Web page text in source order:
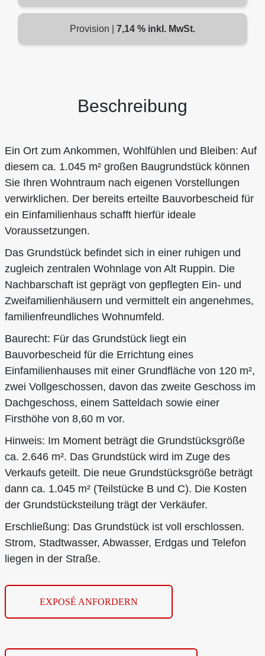
Provision | 7,14 % inkl. MwSt.
Beschreibung
Ein Ort zum Ankommen, Wohlfühlen und Bleiben: Auf
diesem ca. 1.045 m² großen Baugrundstück können
Sie Ihren Wohntraum nach eigenen Vorstellungen
verwirklichen. Der bereits erteilte Bauvorbescheid für
ein Einfamilienhaus schafft hierfür ideale
Voraussetzungen.
Das Grundstück befindet sich in einer ruhigen und
zugleich zentralen Wohnlage von Alt Ruppin. Die
Nachbarschaft ist geprägt von gepflegten Ein- und
Zweifamilienhäusern und vermittelt ein angenehmes,
familienfreundliches Wohnumfeld.
Baurecht: Für das Grundstück liegt ein
Bauvorbescheid für die Errichtung eines
Einfamilienhauses mit einer Grundfläche von 120 m²,
zwei Vollgeschossen, davon das zweite Geschoss im
Dachgeschoss, einem Satteldach sowie einer
Firsthöhe von 8,60 m vor.
Hinweis: Im Moment beträgt die Grundstücksgröße
ca. 2.646 m². Das Grundstück wird im Zuge des
Verkaufs geteilt. Die neue Grundstücksgröße beträgt
dann ca. 1.045 m² (Teilstücke B und C). Die Kosten
der Grundstücksteilung trägt der Verkäufer.
Erschließung: Das Grundstück ist voll erschlossen.
Strom, Stadtwasser, Abwasser, Erdgas und Telefon
liegen in der Straße.
EXPOSÉ ANFORDERN